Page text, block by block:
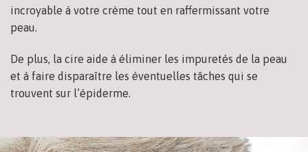
incroyable à votre crème tout en raffermissant votre
peau.
De plus, la cire aide à éliminer les impuretés de la peau
et à faire disparaître les éventuelles tâches qui se
trouvent sur l’épiderme.